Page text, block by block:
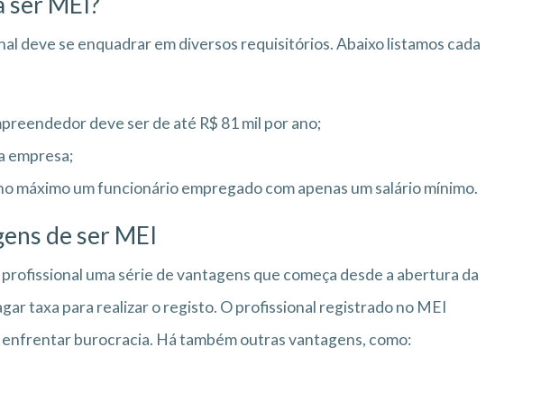
deve se enquadrar em diversos requisitórios. Abaixo listamos cada
deve ser de até R$ 81 mil por ano;
empresa;
máximo um funcionário empregado com apenas um salário mínimo.
de ser MEI
uma série de vantagens que começa desde a abertura da
taxa para realizar o registo. O profissional registrado no MEI
burocracia. Há também outras vantagens, como: